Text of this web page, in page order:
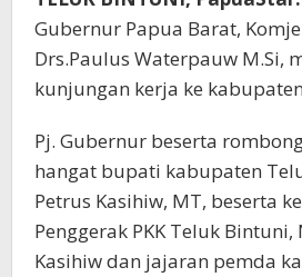
Gubernur Papua Barat,
Drs.Paulus Waterpauw M.Si,
kunjungan kerja ke
Pj. Gubernur beserta
hangat bupati kabupaten
Petrus Kasihiw, MT, beserta
Penggerak PKK Teluk Bintuni,
Kasihiw dan jajaran pemda